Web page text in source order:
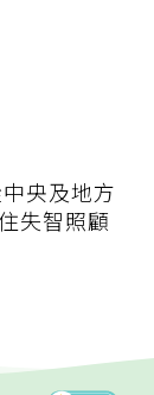
央及地方
失智照顧